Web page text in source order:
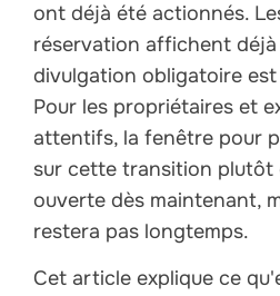
ont déjà été actionnés.
réservation affichent déjà
divulgation obligatoire
Pour les propriétaires et
attentifs, la fenêtre pour
sur cette transition plutôt
ouverte dès maintenant,
restera pas longtemps.
Cet article explique ce